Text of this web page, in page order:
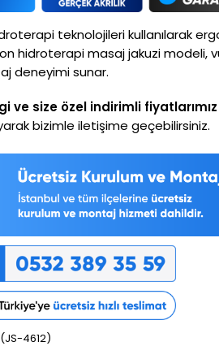
teknolojileri kullanılarak
hidroterapi masaj jakuzi modeli,
deneyimi sunar.
ve size özel indirimli
bizimle iletişime geçebilirsiniz.
(JS-4612)